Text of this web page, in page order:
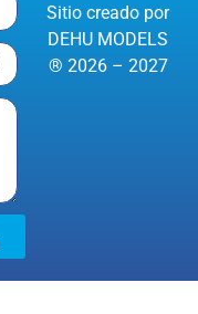
Sitio creado por
DEHU MODELS
® 2026 – 2027